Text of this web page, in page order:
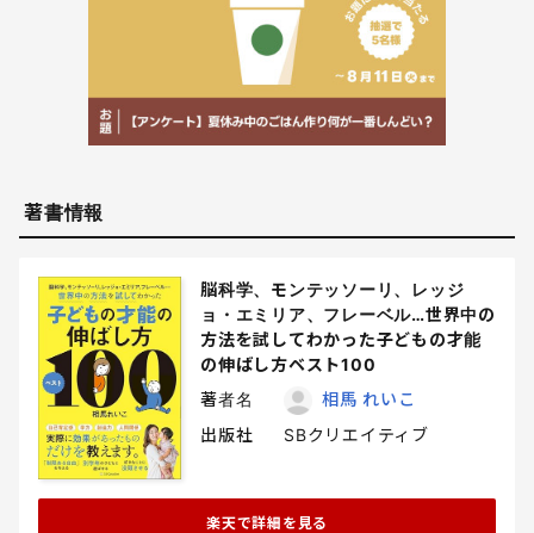
著書情報
脳科学、モンテッソーリ、レッジ
ョ・エミリア、フレーベル…世界中の
方法を試してわかった子どもの才能
の伸ばし方ベスト100
著者名
相馬 れいこ
出版社
SBクリエイティブ
楽天で詳細を見る